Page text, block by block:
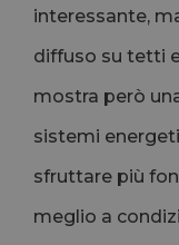
interessante,
diffuso su tetti
mostra però
sistemi
sfruttare più
meglio a